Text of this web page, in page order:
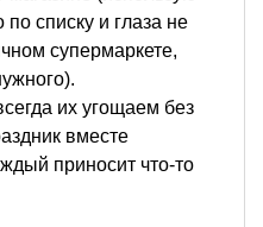
по списку и глаза не
супермаркете,
их угощаем без
вместе
приносит что-то